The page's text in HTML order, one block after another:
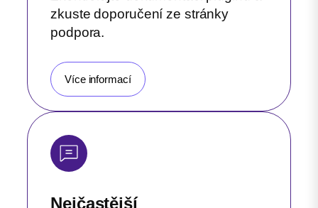
zkuste doporučení ze stránky
podpora.
Více informací
Nejčastější